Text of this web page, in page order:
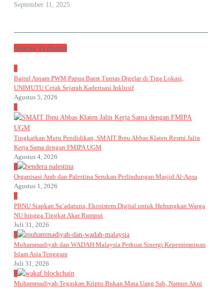
September 11, 2025
Warta Terbaru
1
Baitul Arqam PWM Papua Barat Tuntas Digelar di Tiga Lokasi,
UNIMUTU Cetak Sejarah Kaderisasi Inklusif
Agustus 5, 2026
2
Tingkatkan Mutu Pendidikan, SMAIT Ibnu Abbas Klaten Resmi Jalin
Kerja Sama dengan FMIPA UGM
Agustus 4, 2026
3
Organisasi Arab dan Palestina Serukan Perlindungan Masjid Al-Aqsa
Agustus 1, 2026
4
PBNU Siapkan Sa’adatuna, Ekosistem Digital untuk Hubungkan Warga
NU hingga Tingkat Akar Rumput
Juli 31, 2026
5
Muhammadiyah dan WADAH Malaysia Perkuat Sinergi Kepemimpinan
Islam Asia Tenggara
Juli 31, 2026
6
Muhammadiyah Tegaskan Kripto Bukan Mata Uang Sah, Namun Akui